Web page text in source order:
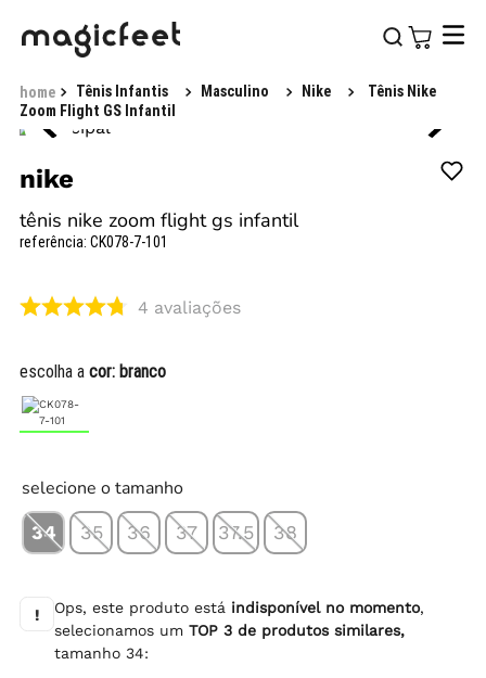
Tênis Infantis Masculino Nike
Tênis Nike
Zoom Flight GS Infantil
nike
tênis nike zoom flight gs infantil
referência: CK078-7-101
4 avaliações
escolha a cor: branco
selecione o tamanho
34 35 36 37 37.5 38
! Ops, este produto está indisponível no momento,
selecionamos umTOP3 de produtos similares,
tamanho34: